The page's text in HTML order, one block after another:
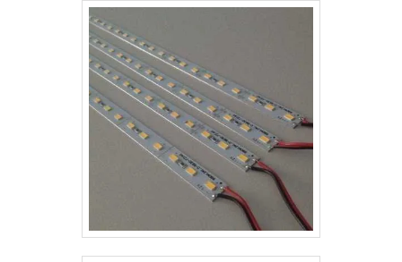
de novas soluções para grandes projetos
como o de iluminar uma grande via
pública. CONHEÇA AS PRINCIPAIS
APLICAÇÕES DAS LUMINÁRIAS LEDO LED é.